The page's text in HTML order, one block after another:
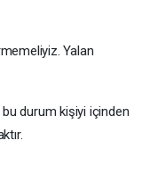
Yalan
durum kişiyi içinden